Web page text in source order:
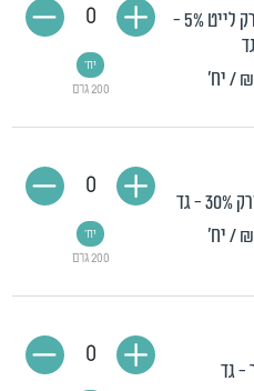
גבינת ניו יורק לייט 5% -
/ יח' 200 גרם
יח'
0
- גד
/ יח'
200 גרם
יח'
0
- גד
0